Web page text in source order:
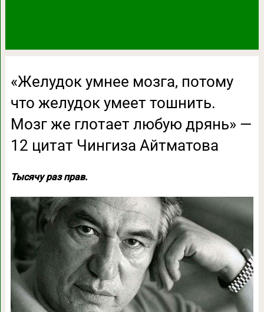
«Желудок умнее мозга, потому
что желудок умеет тошнить.
Мозг же глотает любую дрянь» —
12 цитат Чингиза Айтматова
Тысячу раз прав.